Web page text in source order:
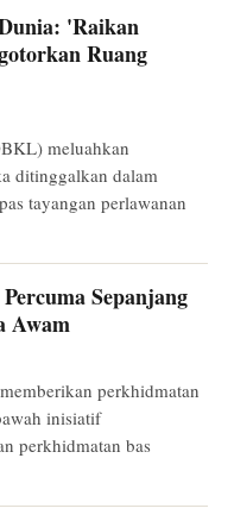
'Raikan
Ruang
meluahkan
ditinggalkan dalam
tayangan perlawanan
Sepanjang
Awam
perkhidmatan
inisiatif
perkhidmatan bas